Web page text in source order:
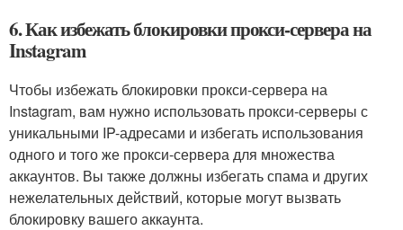
6. Как избежать блокировки прокси-сервера на
Instagram
Чтобы избежать блокировки прокси-сервера на
Instagram, вам нужно использовать прокси-серверы с
уникальными IP-адресами и избегать использования
одного и того же прокси-сервера для множества
аккаунтов. Вы также должны избегать спама и других
нежелательных действий, которые могут вызвать
блокировку вашего аккаунта.